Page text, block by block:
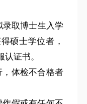
录取博士生入学
硕士学位者，
证书。
，体检不合格者